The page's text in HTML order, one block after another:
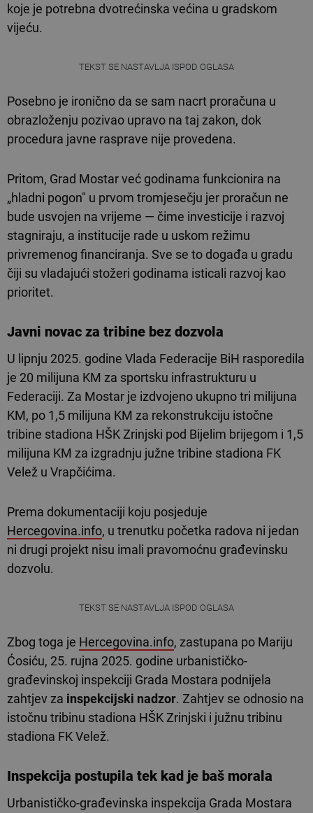
koje je potrebna dvotrećinska većina u gradskom
vijeću.
TEKST SE NASTAVLJA ISPOD OGLASA
Posebno je ironično da se sam nacrt proračuna u
obrazloženju pozivao upravo na taj zakon, dok
procedura javne rasprave nije provedena.
Pritom, Grad Mostar već godinama funkcionira na
„hladni pogon" u prvom tromjesečju jer proračun ne
bude usvojen na vrijeme — čime investicije i razvoj
stagniraju, a institucije rade u uskom režimu
privremenog financiranja. Sve se to događa u gradu
čiji su vladajući stožeri godinama isticali razvoj kao
prioritet.
Javni novac za tribine bez dozvola
U lipnju 2025. godine Vlada Federacije BiH rasporedila
je 20 milijuna KM za sportsku infrastrukturu u
Federaciji. Za Mostar je izdvojeno ukupno tri milijuna
KM, po 1,5 milijuna KM za rekonstrukciju istočne
tribine stadiona HŠK Zrinjski pod Bijelim brijegom i 1,5
milijuna KM za izgradnju južne tribine stadiona FK
Velež u Vrapčićima.
Prema dokumentaciji koju posjeduje
Hercegovina.info, u trenutku početka radova ni jedan
ni drugi projekt nisu imali pravomoćnu građevinsku
dozvolu.
TEKST SE NASTAVLJA ISPOD OGLASA
Zbog toga je Hercegovina.info, zastupana po Mariju
Ćosiću, 25. rujna 2025. godine urbanističko-
građevinskoj inspekciji Grada Mostara podnijela
zahtjev za inspekcijski nadzor. Zahtjev se odnosio na
istočnu tribinu stadiona HŠK Zrinjski i južnu tribinu
stadiona FK Velež.
Inspekcija postupila tek kad je baš morala
Urbanističko-građevinska inspekcija Grada Mostara